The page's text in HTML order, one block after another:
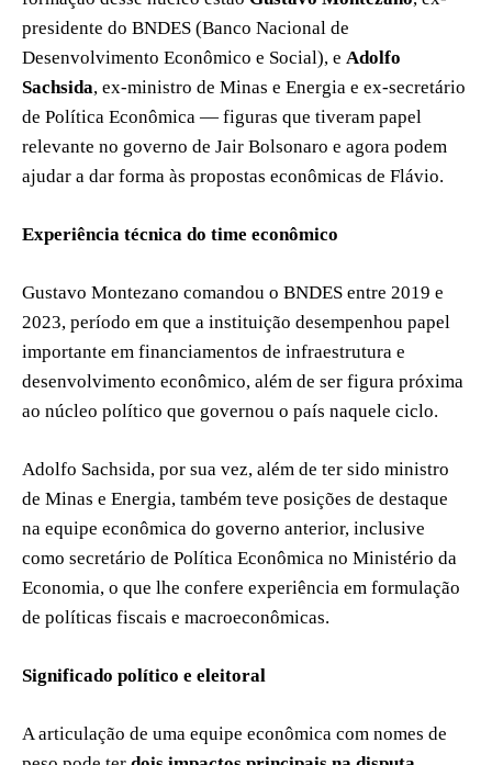
presidente do BNDES (Banco Nacional de
Desenvolvimento Econômico e Social), e Adolfo
Sachsida, ex-ministro de Minas e Energia e ex-secretário
de Política Econômica — figuras que tiveram papel
relevante no governo de Jair Bolsonaro e agora podem
ajudar a dar forma às propostas econômicas de Flávio.
Experiência técnica do time econômico
Gustavo Montezano comandou o BNDES entre 2019 e
2023, período em que a instituição desempenhou papel
importante em financiamentos de infraestrutura e
desenvolvimento econômico, além de ser figura próxima
ao núcleo político que governou o país naquele ciclo.
Adolfo Sachsida, por sua vez, além de ter sido ministro
de Minas e Energia, também teve posições de destaque
na equipe econômica do governo anterior, inclusive
como secretário de Política Econômica no Ministério da
Economia, o que lhe confere experiência em formulação
de políticas fiscais e macroeconômicas.
Significado político e eleitoral
A articulação de uma equipe econômica com nomes de